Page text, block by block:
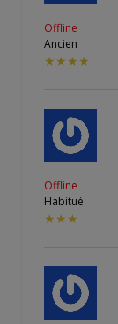
Offline
Ancien
★★★★
Offline
Habitué
★★★